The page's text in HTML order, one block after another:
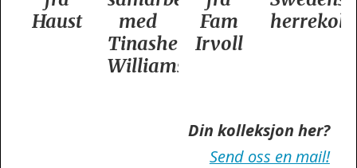
Haust
med
Tinashe
Williamson
Fam
Irvoll
Din kolleksjon her?
Send oss en mail!